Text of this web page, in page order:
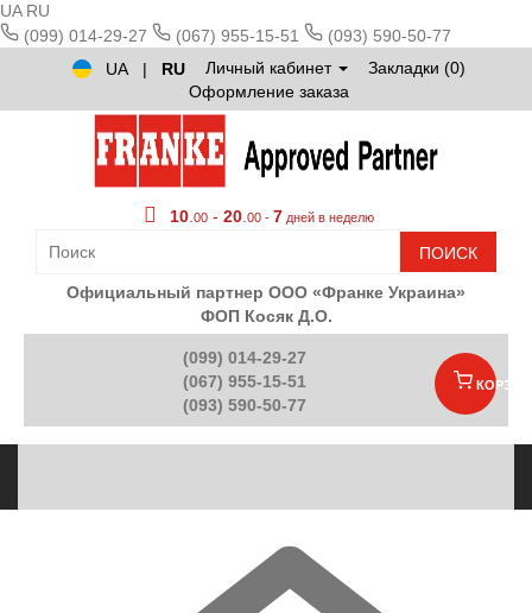
UA RU
(099) 014-29-27
(067) 955-15-51
(093) 590-50-77
UA
| RU Личный кабинет
Закладки (0)
Оформление заказа
10 00 - 20 00 - 7 дней в неделю
ПОИСК
Официальный партнер ООО «Франке Украина»
ФОП Косяк Д.О.
(099) 014-29-27
(067) 955-15-51
(093) 590-50-77